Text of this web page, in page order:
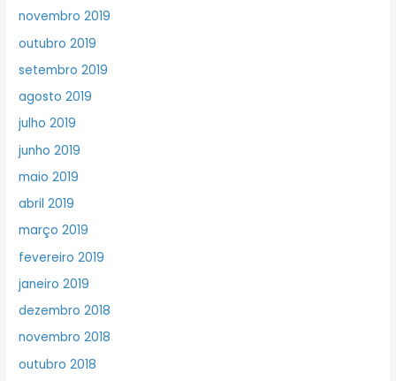
novembro 2019
outubro 2019
setembro 2019
agosto 2019
julho 2019
junho 2019
maio 2019
abril 2019
março 2019
fevereiro 2019
janeiro 2019
dezembro 2018
novembro 2018
outubro 2018